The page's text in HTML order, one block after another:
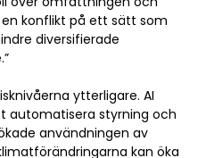
konflikt på ett sätt som
diversifierade
ytterligare. AI
automatisera styrning och
användningen av
kan öka